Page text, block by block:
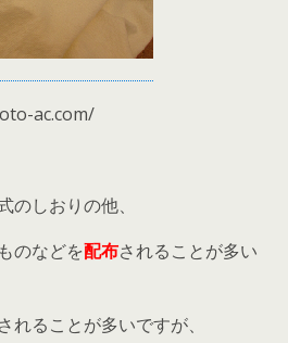
ac.com/
のしおりの他、
のなどを配布されることが多い
ることが多いですが、